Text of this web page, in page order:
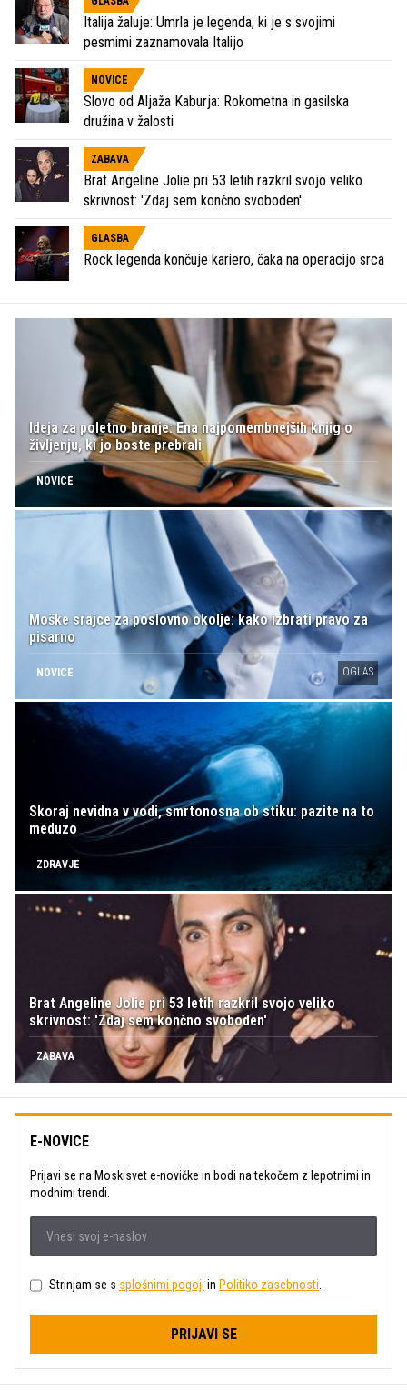
Italija žaluje: Umrla je legenda, ki je s svojimi
pesmimi zaznamovala Italijo
NOVICE
Slovo od Aljaža Kaburja: Rokometna in gasilska
družina v žalosti
ZABAVA
Brat Angeline Jolie pri 53 letih razkril svojo veliko
skrivnost: 'Zdaj sem končno svoboden'
GLASBA
Rock legenda končuje kariero, čaka na operacijo srca
Ideja za poletno branje: Ena najpomembnejših knjig o
življenju, ki jo boste prebrali
NOVICE
Moške srajce za poslovno okolje: kako izbrati pravo za
pisarno
NOVICE OGLAS
Skoraj nevidna v vodi, smrtonosna ob stiku: pazite na to
meduzo
ZDRAVJE
Brat Angeline Jolie pri 53 letih razkril svojo veliko
skrivnost: 'Zdaj sem končno svoboden'
ZABAVA
E-NOVICE
Prijavi se na Moskisvet e-novičke in bodi na tekočem z lepotnimi in
modnimi trendi.
Strinjam se s splošnimi pogoji in Politiko zasebnosti.
PRIJAVI SE